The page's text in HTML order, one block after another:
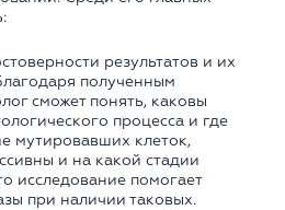
результатов и их
полученным
сможет понять, каковы
процесса и где
мутировавших клеток,
и на какой стадии
исследование помогает
при наличии таковых.